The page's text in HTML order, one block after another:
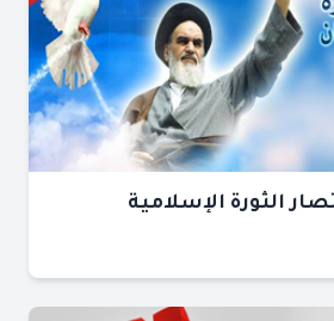
الثورة الإسلامية